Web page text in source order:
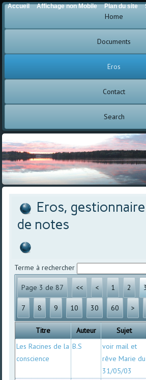
Home
Documents
Eros
Contact
Search
Eros,
de notes
Terme à rechercher
Page 3 de 87 << < 1 2
7 8 9 10 30 60 >
Titre Auteur Sujet
Les Racines de la
conscience
B.S
voir mail et
rêve Marie du
31/05/03
Accueil Affichage non Mobile Plan du site